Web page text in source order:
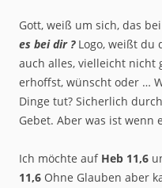
Gott, weiß um sich, das
es bei dir ? Logo, weißt du
auch alles, vielleicht
erhoffst, wünscht oder …
Dinge tut? Sicherlich
Gebet. Aber was ist wenn
Ich möchte auf Heb 11,6
11,6 Ohne Glauben aber